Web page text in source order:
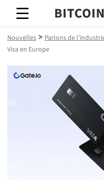
Nouvelles > Parlons de
Visa en Europe